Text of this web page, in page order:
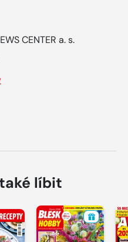
CENTER a. s.
líbit